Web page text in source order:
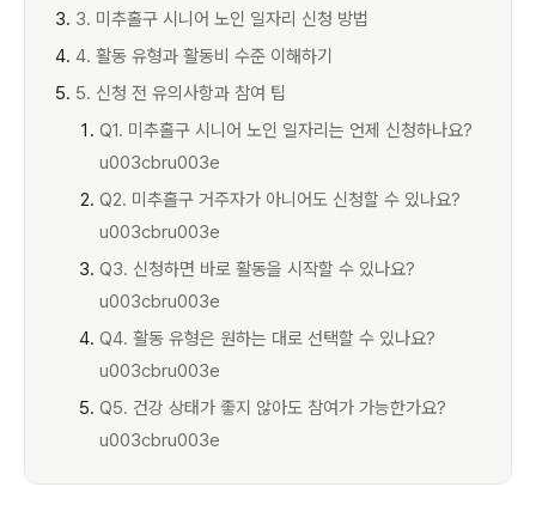
3. 미추홀구 시니어 노인 일자리 신청 방법
4. 활동 유형과 활동비 수준 이해하기
5. 신청 전 유의사항과 참여 팁
Q1. 미추홀구 시니어 노인 일자리는 언제 신청하나요?
u003cbru003e
Q2. 미추홀구 거주자가 아니어도 신청할 수 있나요?
u003cbru003e
Q3. 신청하면 바로 활동을 시작할 수 있나요?
u003cbru003e
Q4. 활동 유형은 원하는 대로 선택할 수 있나요?
u003cbru003e
Q5. 건강 상태가 좋지 않아도 참여가 가능한가요?
u003cbru003e